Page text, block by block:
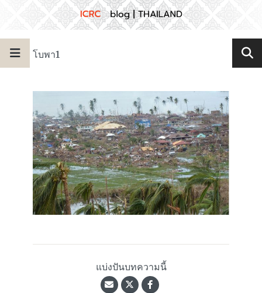
โบพา1
แบ่งปันบทความนี้